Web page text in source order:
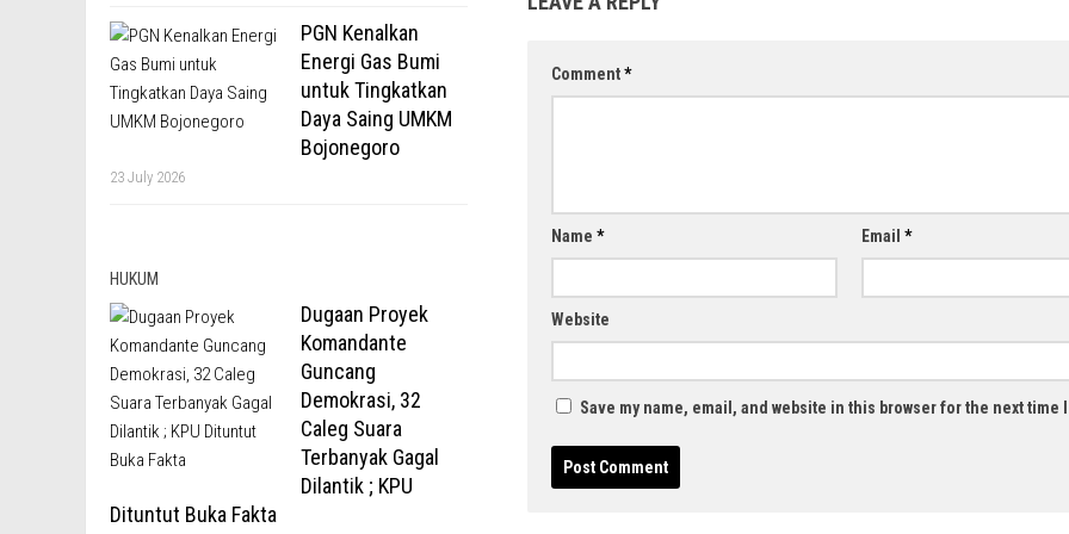
Comment*
Name * Email *
Website
Save my name, email, and website in this browser for the next time
PGN Kenalkan
Energi Gas Bumi
untuk Tingkatkan
Daya Saing UMKM
Bojonegoro
23 July 2026
HUKUM
Dugaan Proyek
Komandante
Guncang
Demokrasi, 32
Caleg Suara
Terbanyak Gagal
Dilantik ; KPU
Dituntut Buka Fakta